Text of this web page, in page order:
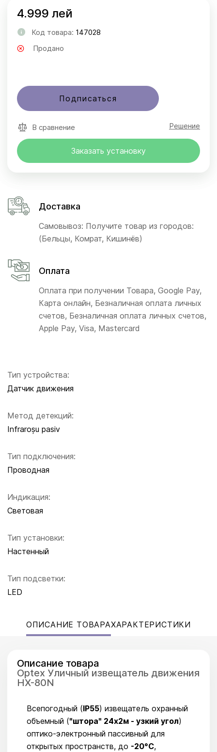
Тип устройства:
Датчик движения
Метод детекций:
Infraroșu pasiv
Тип подключения:
Проводная
Индикация:
Световая
Тип установки:
Настенный
Тип подсветки:
LED
4.999 лей
Код товара: 147028
Продано
Подписаться
В сравнение Решение
Заказать установку
Доставка
Самовывоз: Получите товар из городов:
(Бельцы, Комрат, Кишинёв)
Оплата
Оплата при получении Товара, Google Pay,
Карта онлайн, Безналичная оплата личных
счетов, Безналичная оплата личных счетов,
Apple Pay, Visa, Mastercard
ОПИСАНИЕ ТОВАРАХАРАКТЕРИСТИКИ
Описание товара
Optex Уличный извещатель движения
HX-80N
Всепогодный (IP55) извещатель охранный
объемный ("штора" 24х2м - узкий угол)
оптико-электронный пассивный для
открытых пространств, до -20°С,